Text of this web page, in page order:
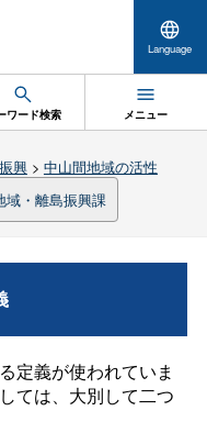
Language
ワード検索 メニュー
興> 中山間地域の活性
域・離島振興課
定義が使われていま
ては、大別して二つ